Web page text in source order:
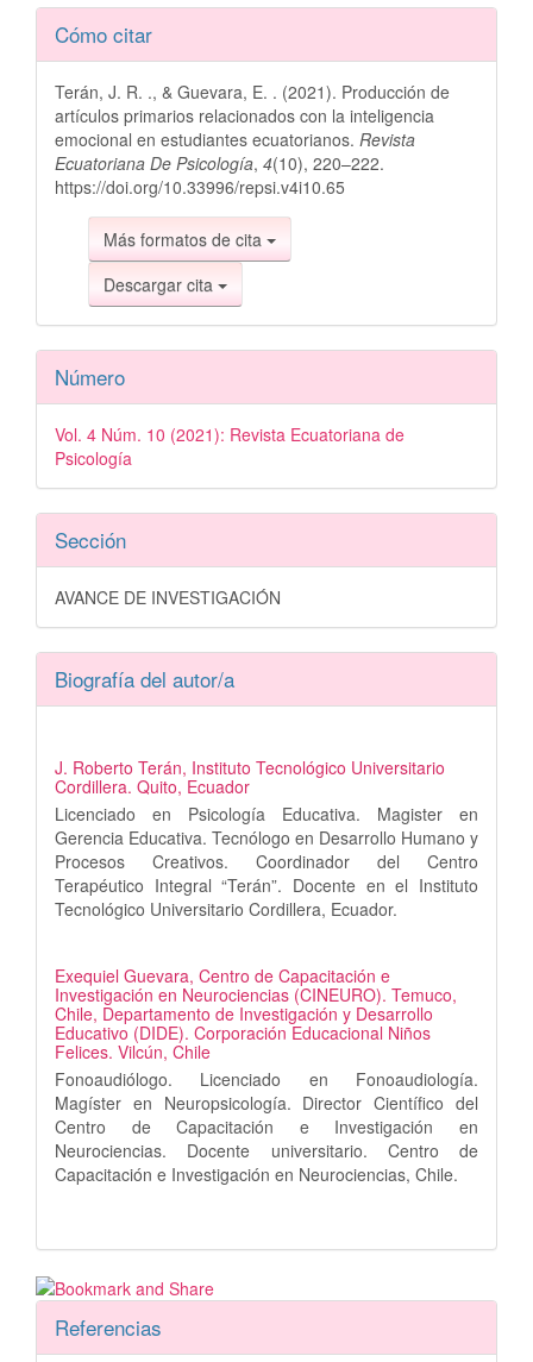
Detalles
del
artículo
Cómo citar
Terán, J. R. ., & Guevara, E. . (2021). Producción de
artículos primarios relacionados con la inteligencia
emocional en estudiantes ecuatorianos. Revista
Ecuatoriana De Psicología, 4(10), 220–222.
https://doi.org/10.33996/repsi.v4i10.65
Más formatos de cita
Descargar cita
Número
Vol. 4 Núm. 10 (2021): Revista Ecuatoriana de
Psicología
Sección
AVANCE DE INVESTIGACIÓN
Biografía del autor/a
J. Roberto Terán, Instituto Tecnológico Universitario
Cordillera. Quito, Ecuador
Licenciado en Psicología Educativa. Magister en
Gerencia Educativa. Tecnólogo en Desarrollo Humano y
Procesos Creativos. Coordinador del Centro
Terapéutico Integral “Terán”. Docente en el Instituto
Tecnológico Universitario Cordillera, Ecuador.
Exequiel Guevara, Centro de Capacitación e
Investigación en Neurociencias (CINEURO). Temuco,
Chile, Departamento de Investigación y Desarrollo
Educativo (DIDE). Corporación Educacional Niños
Felices. Vilcún, Chile
Fonoaudiólogo. Licenciado en Fonoaudiología.
Magíster en Neuropsicología. Director Científico del
Centro de Capacitación e Investigación en
Neurociencias. Docente universitario. Centro de
Capacitación e Investigación en Neurociencias, Chile.
Referencias